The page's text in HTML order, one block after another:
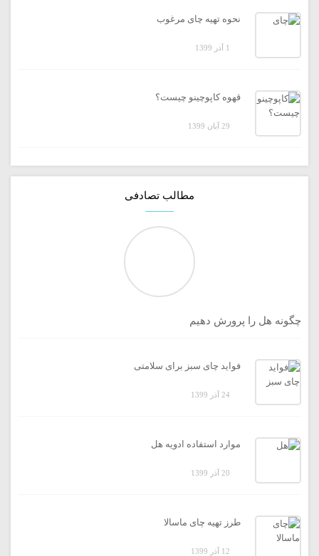
نحوه تهیه چای مرغوب
1 آذر 1399
قهوه کاپوچینو چیست؟
29 آبان 1399
مطالب تصادفی
چگونه هل را پرورش دهیم
فواید چای سبز برای سلامتی
24 آذر 1399
موارد استفاده ادویه هل
20 آذر 1399
طرز تهیه چای ماسالا
12 آذر 1399